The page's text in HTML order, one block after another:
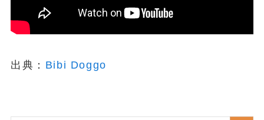
出典： Bibi Doggo